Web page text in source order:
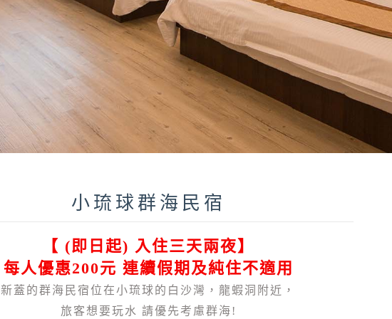
小琉球群海民宿
【 (即日起) 入住三天兩夜】
每人優惠200元 連續假期及純住不適用
新蓋的群海民宿位在小琉球的白沙灣，龍蝦洞附近，
旅客想要玩水 請優先考慮群海!